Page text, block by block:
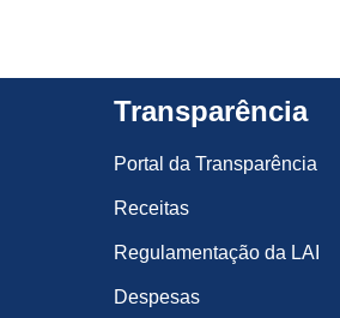
Transparência
Portal da Transparência
Receitas
Regulamentação da LAI
Despesas